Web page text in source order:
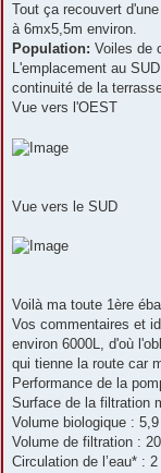
Tout ça recouvert
à 6mx5,5m environ.
Population: Voiles de
L'emplacement au
continuité de la
Vue vers l'OEST
Vue vers le SUD
Voilà ma toute 1ère
Vos commentaires et
environ 6000L, d'où
qui tienne la route car
Performance de la
Surface de la filtration
Volume biologique :
Volume de filtration :
Circulation de l’eau* :